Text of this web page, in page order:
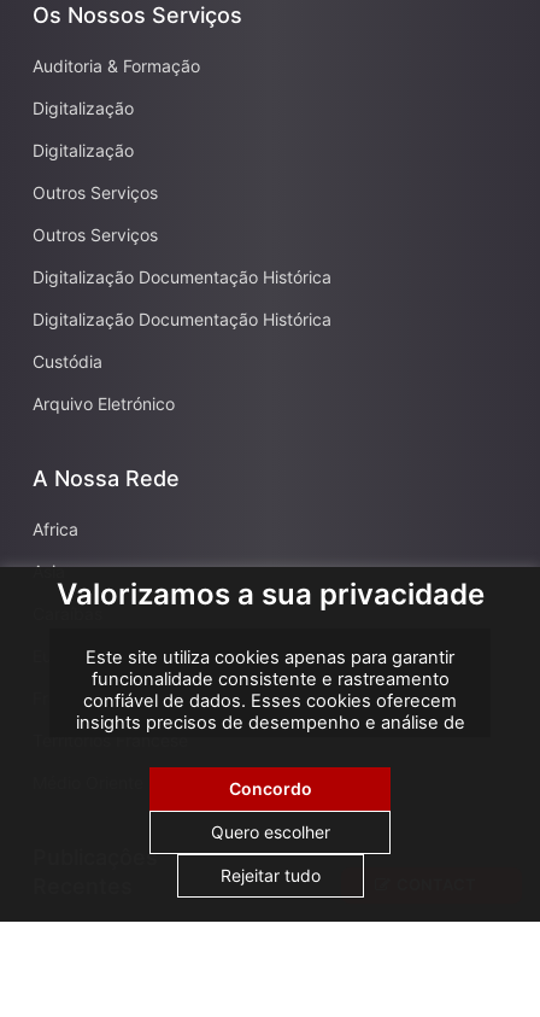
Os Nossos Serviços
Auditoria & Formação
Digitalização
Digitalização
Outros Serviços
Outros Serviços
Digitalização Documentação Histórica
Digitalização Documentação Histórica
Custódia
Arquivo Eletrónico
A Nossa Rede
Africa
Asia
Europa
França
Territórios Francese
Publicaçôes
Valorizamos a sua privacidade
Este site utiliza cookies apenas para garantir
funcionalidade consistente e rastreamento
confiável de dados. Esses cookies oferecem
insights precisos de desempenho e análise de
experiência. Não utilizamos cookies para
publicidade ou remarketing, e nenhum dado
pessoal é vendido ou compartilhado com
terceiros. Ao clicar em "Aceitar todos", você
consente com o uso de cookies.
Concordo
Quero escolher
Rejeitar tudo